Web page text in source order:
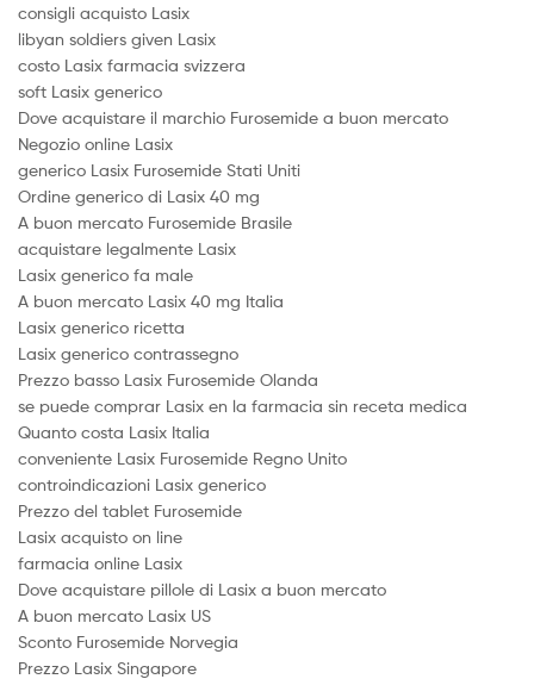
consigli acquisto Lasix
libyan soldiers given Lasix
costo Lasix farmacia svizzera
soft Lasix generico
Dove acquistare il marchio Furosemide a buon mercato
Negozio online Lasix
generico Lasix Furosemide Stati Uniti
Ordine generico di Lasix 40 mg
A buon mercato Furosemide Brasile
acquistare legalmente Lasix
Lasix generico fa male
A buon mercato Lasix 40 mg Italia
Lasix generico ricetta
Lasix generico contrassegno
Prezzo basso Lasix Furosemide Olanda
se puede comprar Lasix en la farmacia sin receta medica
Quanto costa Lasix Italia
conveniente Lasix Furosemide Regno Unito
controindicazioni Lasix generico
Prezzo del tablet Furosemide
Lasix acquisto on line
farmacia online Lasix
Dove acquistare pillole di Lasix a buon mercato
A buon mercato Lasix US
Sconto Furosemide Norvegia
Prezzo Lasix Singapore